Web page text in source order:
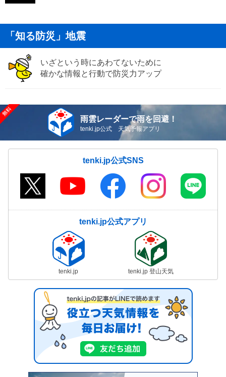
「知る防災」地震
いざという時にあわてないために
確かな情報と行動で防災力アップ
雨雲レーダーで雨を回避！
tenki.jp公式 天気予報アプリ
tenki.jp公式SNS
tenki.jp公式アプリ
tenki.jp tenki.jp 登山天気